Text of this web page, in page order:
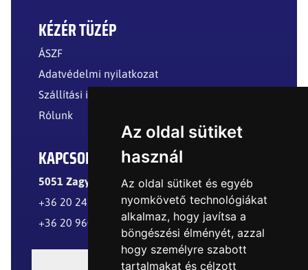
Az oldal sütiket
használ
Az oldal sütiket és egyéb
nyomkövető technológiákat
alkalmaz, hogy javítsa a
böngészési élményét, azzal
hogy személyre szabott
tartalmakat és célzott
KÉZÉR TÜZÉP
ÁSZF
Adatvédelmi nyilatkozat
Szállítási információk
Rólunk
KAPCSOLAT
5051 Zagyvarékas, Külterület
+36 20 241 8299
+36 20 960 8977